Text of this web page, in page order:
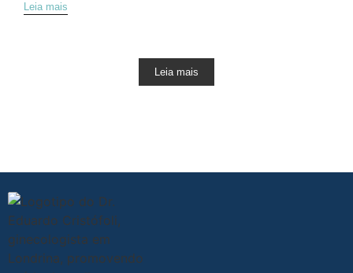
Leia mais
Leia mais